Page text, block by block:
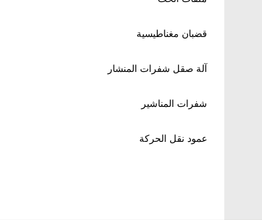
قضبان مغناطيسية
آلة صقل شفرات المنشار
شفرات المناشير
عمود نقل الحركة